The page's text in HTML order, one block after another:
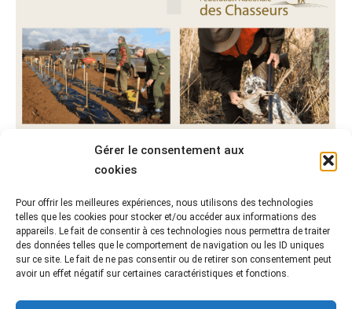
Gérer le consentement aux
cookies
Pour offrir les meilleures expériences, nous utilisons des technologies
telles que les cookies pour stocker et/ou accéder aux informations des
appareils. Le fait de consentir à ces technologies nous permettra de traiter
des données telles que le comportement de navigation ou les ID uniques
sur ce site. Le fait de ne pas consentir ou de retirer son consentement peut
avoir un effet négatif sur certaines caractéristiques et fonctions.
Grande étude chasse 2023
Répondez à la grande étude sur la chasse en 2023
!